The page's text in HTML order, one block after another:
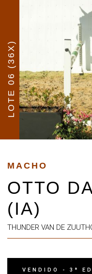
LOTE 06 (36X)
MACHO
OTTO
(IA)
THUNDER VAN DE
VENDIDO - 3ª